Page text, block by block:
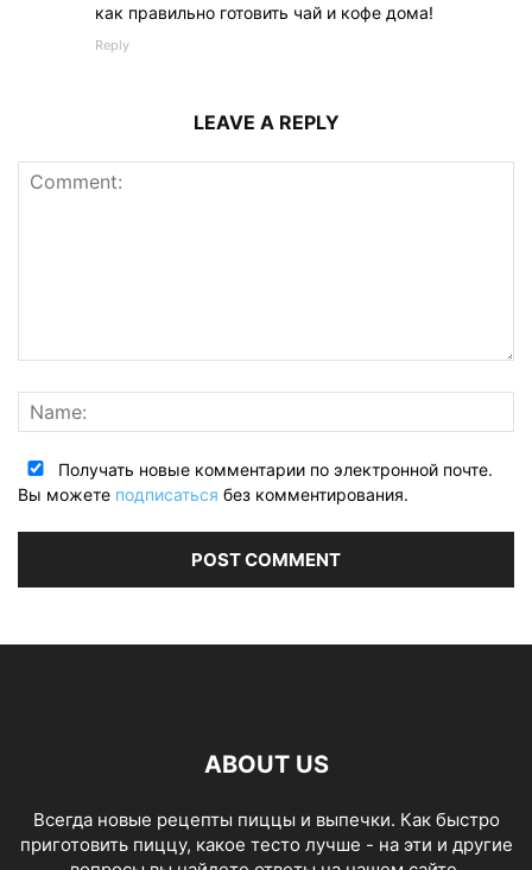
как правильно готовить чай и кофе дома!
Reply
LEAVE A REPLY
Получать новые комментарии по электронной почте.
Вы можете подписаться без комментирования.
ABOUT US
Всегда новые рецепты пиццы и выпечки. Как быстро
приготовить пиццу, какое тесто лучше - на эти и другие